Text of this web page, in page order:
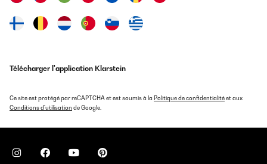
Télécharger l'application Klarstein
Ce site est protégé par reCAPTCHA et est soumis à la Politique de confidentialitéet aux
Conditions d'utilisation de Google.